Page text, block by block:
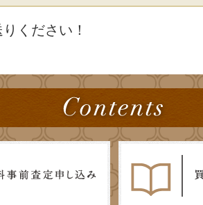
ください！